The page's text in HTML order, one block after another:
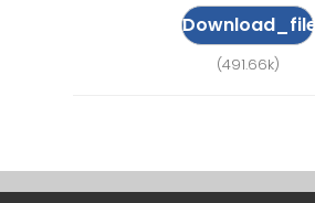
Download_file
(491.66k)